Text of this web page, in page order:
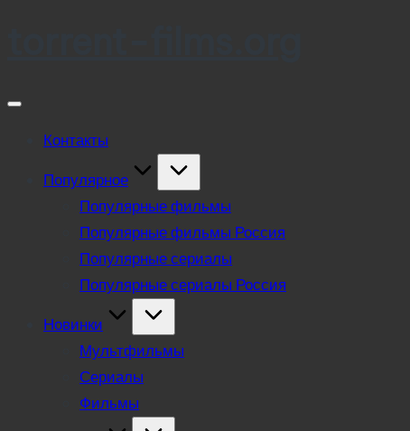
Контакты
Популярное
Популярные фильмы
Популярные фильмы Россия
Популярные сериалы
Популярные сериалы Россия
Новинки
Мультфильмы
Сериалы
Фильмы